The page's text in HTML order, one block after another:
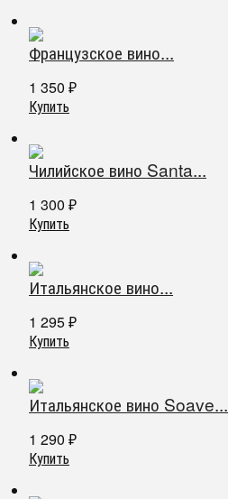
Французское вино...
1 350 ₽
Купить
Чилийское вино Santa...
1 300 ₽
Купить
Итальянское вино...
1 295 ₽
Купить
Итальянское вино Soave...
1 290 ₽
Купить